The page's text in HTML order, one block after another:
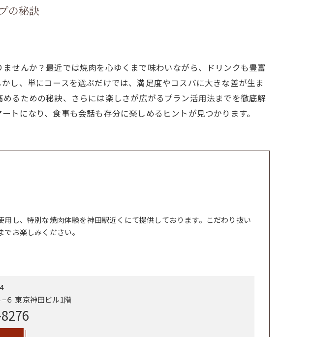
の秘訣
せんか？最近では焼肉を心ゆくまで味わいながら、ドリンクも豊富
し、単にコースを選ぶだけでは、満足度やコスパに大きな差が生ま
るための秘訣、さらには楽しさが広がるプラン活用法までを徹底解
になり、食事も会話も存分に楽しめるヒントが見つかります。
し、特別な焼肉体験を神田駅近くにて提供しております。こだわり抜い
お楽しみください。
６ 東京神田ビル1階